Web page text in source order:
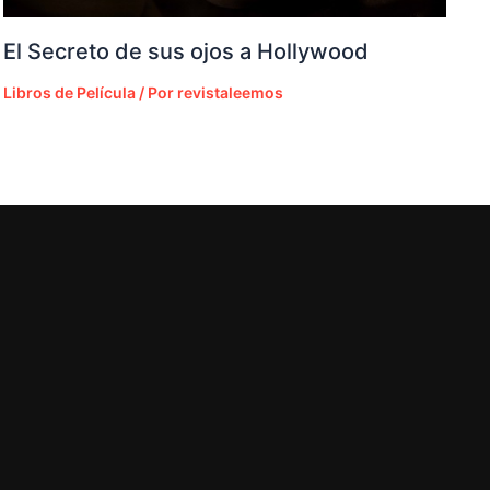
El Secreto de sus ojos a Hollywood
Libros de Película / Por revistaleemos